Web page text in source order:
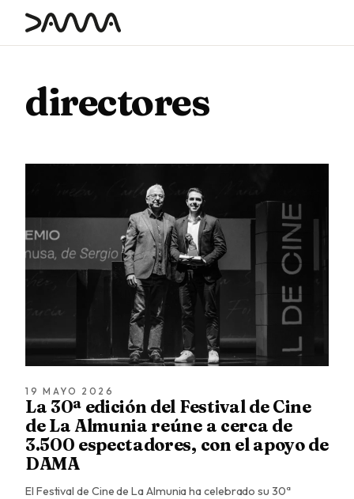
contenido
directores
19 MAYO 2026
La 30ª edición del Festival de Cine
de La Almunia reúne a cerca de
3.500 espectadores, con el apoyo de
DAMA
El Festival de Cine de La Almunia ha celebrado su 30ª